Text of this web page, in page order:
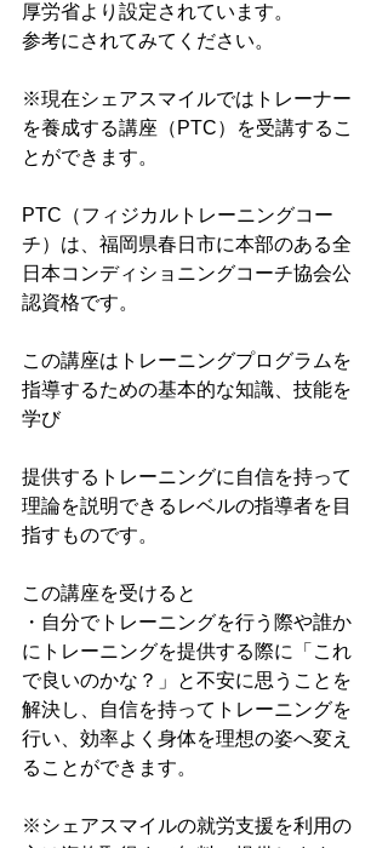
厚労省より設定されています。
参考にされてみてください。
※現在シェアスマイルではトレーナー
を養成する講座（PTC）を受講するこ
とができます。
PTC（フィジカルトレーニングコー
チ）は、福岡県春日市に本部のある全
日本コンディショニングコーチ協会公
認資格です。
この講座はトレーニングプログラムを
指導するための基本的な知識、技能を
学び
提供するトレーニングに自信を持って
理論を説明できるレベルの指導者を目
指すものです。
この講座を受けると
・自分でトレーニングを行う際や誰か
にトレーニングを提供する際に「これ
で良いのかな？」と不安に思うことを
解決し、自信を持ってトレーニングを
行い、効率よく身体を理想の姿へ変え
ることができます。
※シェアスマイルの就労支援を利用の